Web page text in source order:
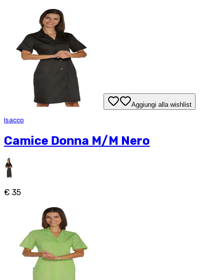
Aggiungi alla wishlist
Isacco
Camice Donna M/M Nero
€ 35